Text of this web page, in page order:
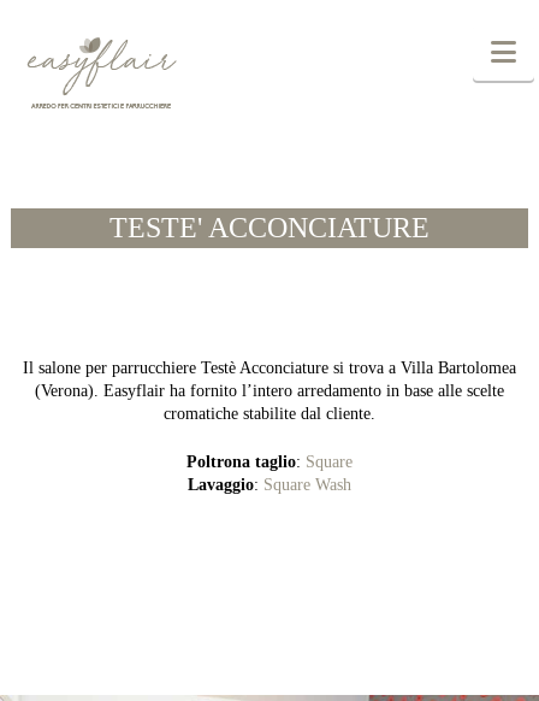
TESTE' ACCONCIATURE
Il salone per parrucchiere Testè Acconciature si trova a Villa Bartolomea
(Verona). Easyflair ha fornito l’intero arredamento in base alle scelte
cromatiche stabilite dal cliente.
Poltrona taglio: Square
Lavaggio: Square Wash